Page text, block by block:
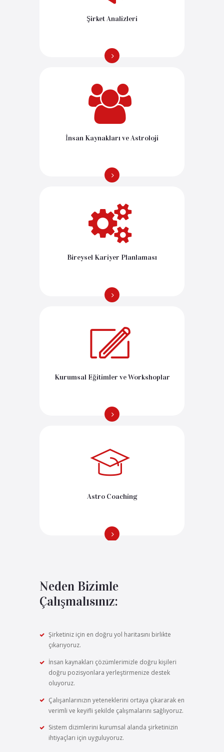
Şirket Analizleri
İnsan Kaynakları ve Astroloji
Bireysel Kariyer Planlaması
Kurumsal Eğitimler ve Workshoplar
Astro Coaching
Neden Bizimle
Çalışmalısınız:
Şirketiniz için en doğru yol haritasını birlikte
çıkarıyoruz.
İnsan kaynakları çözümlerimizle doğru kişileri
doğru pozisyonlara yerleştirmenize destek
oluyoruz.
Çalışanlarınızın yeteneklerini ortaya çıkararak en
verimli ve keyifli şekilde çalışmalarını sağlıyoruz.
Sistem dizimlerini kurumsal alanda şirketinizin
ihtiyaçları için uyguluyoruz.